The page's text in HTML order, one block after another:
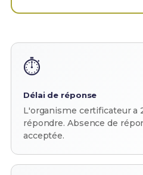
⏱️
Délai de réponse
L'organisme certificateur a
répondre. Absence de
acceptée.